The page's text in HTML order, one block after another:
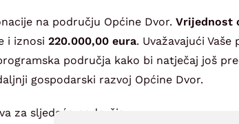
na području Općine Dvor. Vrijednost
i iznosi 220.000,00 eura. Uvažavajući
područja kako bi natječaj još
gospodarski razvoj Općine Dvor.
za sljedeća područja: